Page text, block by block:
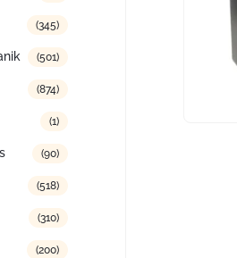
(345)
(501)
(874)
(1)
(90)
(518)
(310)
(200)